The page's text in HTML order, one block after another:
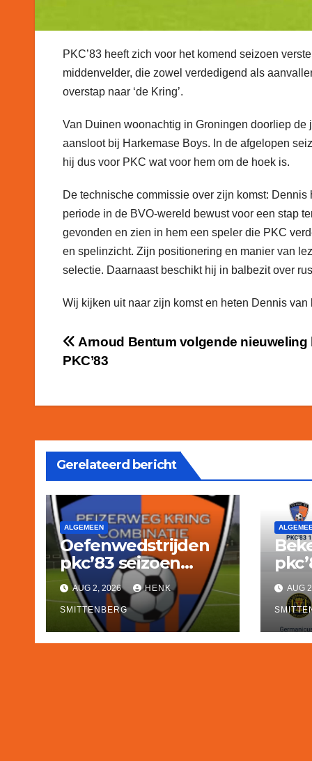
PKC’83 heeft zich voor het komend seizoen
middenvelder, die zowel verdedigend als
overstap naar ‘de Kring’.
Van Duinen woonachtig in Groningen doorliep
aansloot bij Harkemase Boys. In de afgelopen
hij dus voor PKC wat voor hem om de hoek is.
De technische commissie over zijn komst:
periode in de BVO-wereld bewust voor een stap
gevonden en zien in hem een speler die PKC
en spelinzicht. Zijn positionering en manier van
selectie. Daarnaast beschikt hij in balbezit over
Wij kijken uit naar zijn komst en heten Dennis van
Bericht
Arnoud Bentum volgende nieuweling
PKC’83
Gerelateerd bericht
ALGEMEEN
Oefenwedstrijden
pkc’83 seizoen
2026/2027
AUG 2, 2026 HENK
SMITTENBERG
AUG